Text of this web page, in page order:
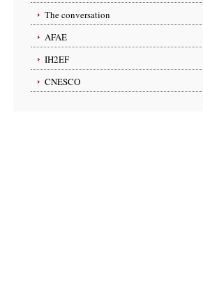
The conversation
AFAE
IH2EF
CNESCO